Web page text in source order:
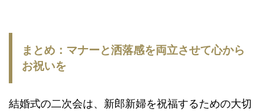
まとめ：マナーと洒落感を両立させて心から
お祝いを
結婚式の二次会は、新郎新婦を祝福するための大切